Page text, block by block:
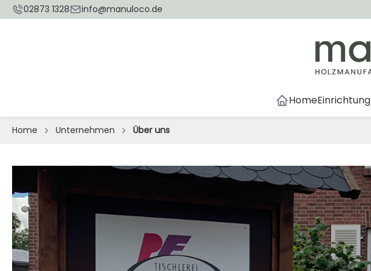
02873 1328 info@manuloco.de
HomeEinrichtung
Home Unternehmen Über uns